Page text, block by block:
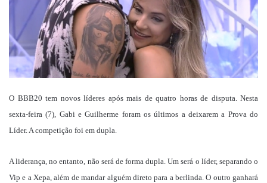
O BBB20 tem novos líderes após mais de quatro horas de disputa. Nesta
sexta-feira (7), Gabi e Guilherme foram os últimos a deixarem a Prova do
Líder. A competição foi em dupla.
A liderança, no entanto, não será de forma dupla. Um será o líder, separando o
Vip e a Xepa, além de mandar alguém direto para a berlinda. O outro ganhará